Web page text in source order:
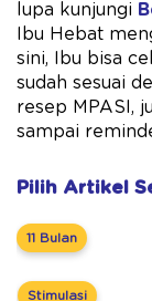
lupa kunjungi
Ibu Hebat
sini, Ibu bisa
sudah sesuai
resep MPASI,
sampai
Pilih Artikel
11 Bulan
Stimulasi